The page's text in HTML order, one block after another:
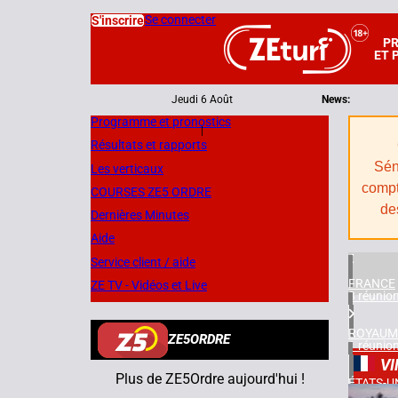
ET
S'inscrireSe connecter
Jeudi 6 Août
|
News:
Programme et pronostics
Résultats et rapports
Les verticaux
COURSES ZE5 ORDRE
Dernières Minutes
Aide
Service client / aide
ZE TV - Vidéos et Live
ZE5ORDRE
Plus de ZE5Ordre aujourd'hui !
FRANCE
3
1
ÉTATS-